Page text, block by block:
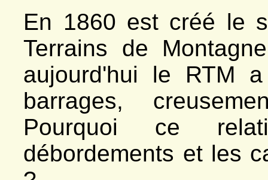
En 1860 est créé le
Terrains de
aujourd'hui le RTM
barrages,
Pourquoi ce
débordements et les